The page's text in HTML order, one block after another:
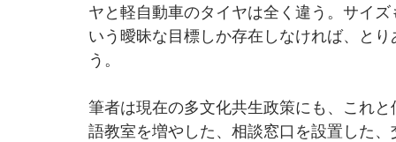
ヤと軽自動車のタイヤは全く違う。サイ
いう曖昧な目標しか存在しなければ、と
う。
筆者は現在の多文化共生政策にも、これ
語教室を増やした、相談窓口を設置した